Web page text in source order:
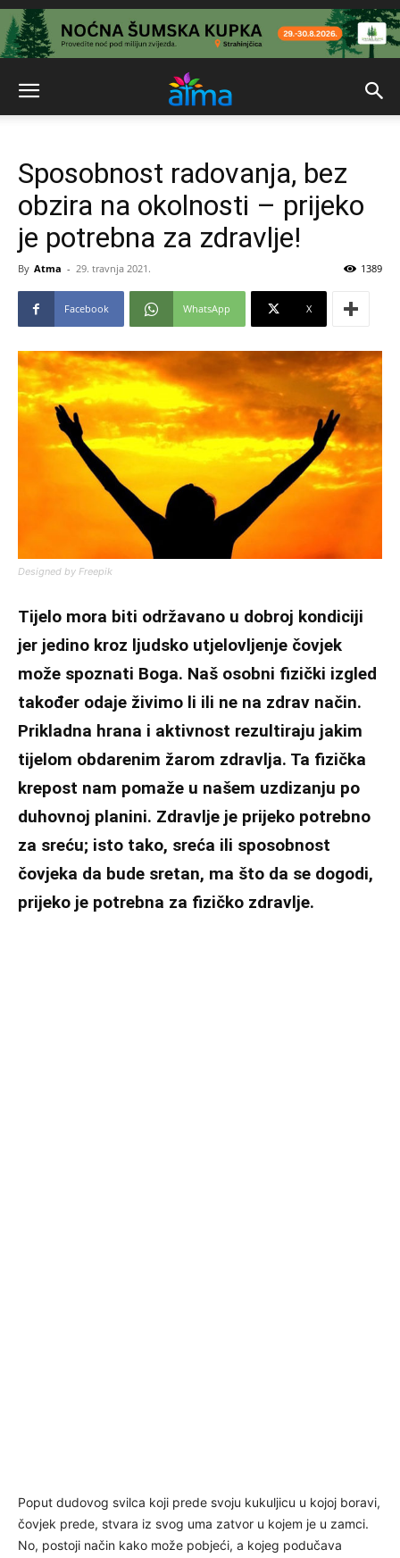
Sposobnost radovanja, bez
obzira na okolnosti – prijeko
je potrebna za zdravlje!
By Atma - 29. travnja 2021. 1389
Facebook WhatsApp X
Designed by Freepik
Tijelo mora biti održavano u dobroj kondiciji
jer jedino kroz ljudsko utjelovljenje čovjek
može spoznati Boga. Naš osobni fizički izgled
također odaje živimo li ili ne na zdrav način.
Prikladna hrana i aktivnost rezultiraju jakim
tijelom obdarenim žarom zdravlja. Ta fizička
krepost nam pomaže u našem uzdizanju po
duhovnoj planini. Zdravlje je prijeko potrebno
za sreću; isto tako, sreća ili sposobnost
čovjeka da bude sretan, ma što da se dogodi,
prijeko je potrebna za fizičko zdravlje.
Poput dudovog svilca koji prede svoju kukuljicu u kojoj boravi,
čovjek prede, stvara iz svog uma zatvor u kojem je u zamci.
No, postoji način kako može pobjeći, a kojeg podučava